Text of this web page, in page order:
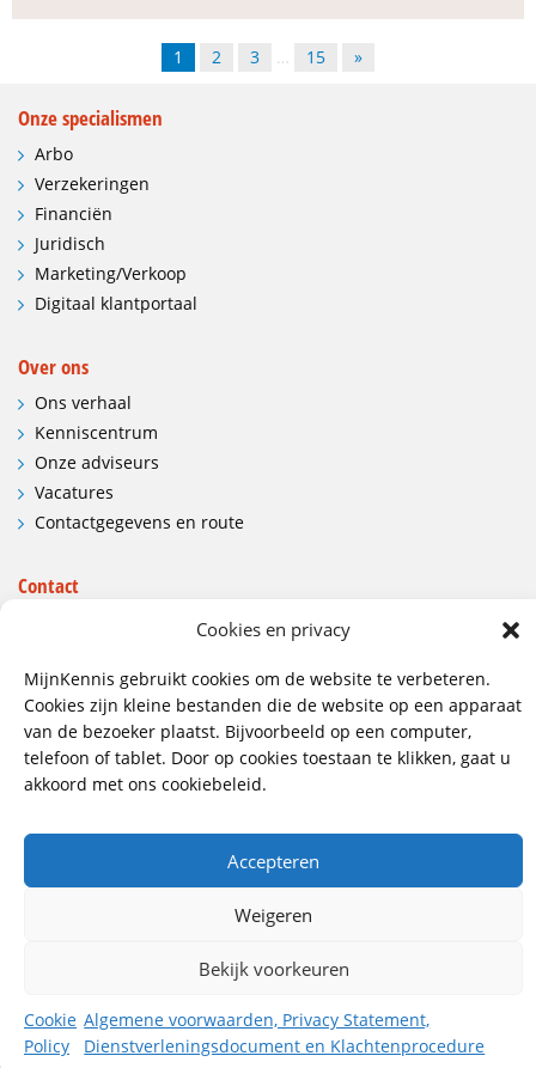
Cookies en privacy
MijnKennis gebruikt cookies om de website te verbeteren.
Cookies zijn kleine bestanden die de website op een apparaat
van de bezoeker plaatst. Bijvoorbeeld op een computer,
telefoon of tablet. Door op cookies toestaan te klikken, gaat u
akkoord met ons cookiebeleid.
Accepteren
Weigeren
Bekijk voorkeuren
Cookie
Policy
Algemene voorwaarden, Privacy Statement,
Dienstverleningsdocument en Klachtenprocedure
1 2 3 … 15 »
Onze specialismen
Arbo
Verzekeringen
Financiën
Juridisch
Marketing/Verkoop
Digitaal klantportaal
Over ons
Ons verhaal
Kenniscentrum
Onze adviseurs
Vacatures
Contactgegevens en route
Contact
Wij hebben vestigingen in:
085 - 485 4111
info@mijnkennis.nl
Volg ons
Algemene Voorwaarden, Privacy
Statement, Dienstverleningsdocument en
Klachtenprocedure